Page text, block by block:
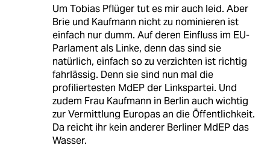
Um Tobias Pflüger tut es mir auch leid. Aber
Brie und Kaufmann nicht zu nominieren ist
einfach nur dumm. Auf deren Einfluss im EU-
Parlament als Linke, denn das sind sie
natürlich, einfach so zu verzichten ist richtig
fahrlässig. Denn sie sind nun mal die
profiliertesten MdEP der Linkspartei. Und
zudem Frau Kaufmann in Berlin auch wichtig
zur Vermittlung Europas an die Öffentlichkeit.
Da reicht ihr kein anderer Berliner MdEP das
Wasser.